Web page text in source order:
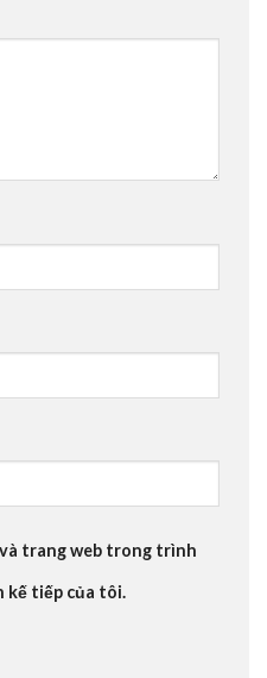
trang web trong trình
kế tiếp của tôi.